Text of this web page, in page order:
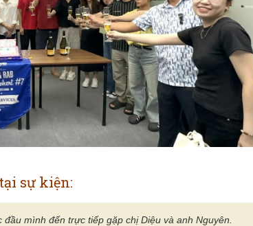
hoa cho RAB team
SV phát biểu
sự kiện:
mình đến trực tiếp gặp chị Diệu và anh Nguyên.